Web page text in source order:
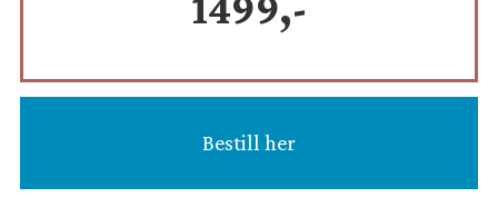
Bestill her